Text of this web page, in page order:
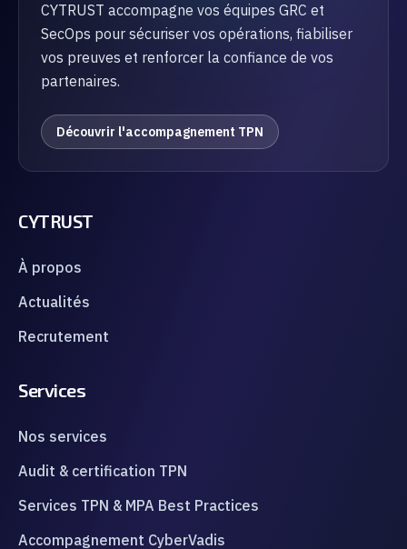
CYTRUST accompagne vos équipes GRC et
SecOps pour sécuriser vos opérations, fiabiliser
vos preuves et renforcer la confiance de vos
partenaires.
Découvrir l'accompagnement TPN
CYTRUST
À propos
Actualités
Recrutement
Services
Nos services
Audit & certification TPN
Services TPN & MPA Best Practices
Accompagnement CyberVadis